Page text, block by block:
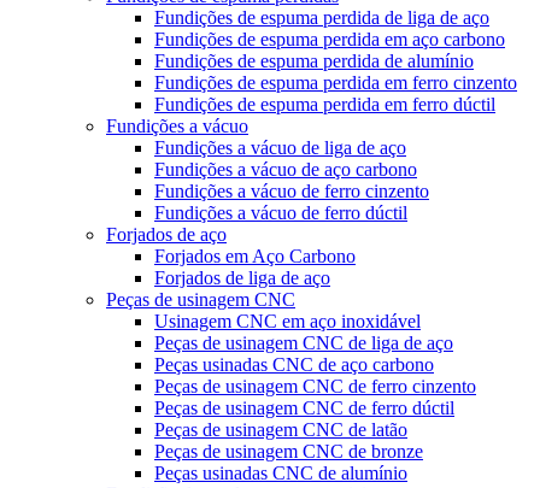
Fundições de espuma perdida de liga de aço
Fundições de espuma perdida em aço carbono
Fundições de espuma perdida de alumínio
Fundições de espuma perdida em ferro cinzento
Fundições de espuma perdida em ferro dúctil
Fundições a vácuo
Fundições a vácuo de liga de aço
Fundições a vácuo de aço carbono
Fundições a vácuo de ferro cinzento
Fundições a vácuo de ferro dúctil
Forjados de aço
Forjados em Aço Carbono
Forjados de liga de aço
Peças de usinagem CNC
Usinagem CNC em aço inoxidável
Peças de usinagem CNC de liga de aço
Peças usinadas CNC de aço carbono
Peças de usinagem CNC de ferro cinzento
Peças de usinagem CNC de ferro dúctil
Peças de usinagem CNC de latão
Peças de usinagem CNC de bronze
Peças usinadas CNC de alumínio